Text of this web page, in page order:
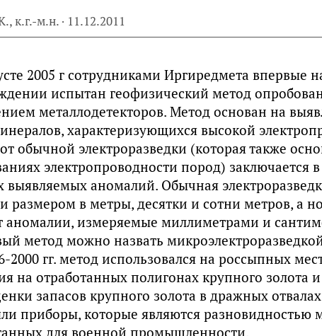
к.г.-м.н. · 11.12.2011
2005 г сотрудниками Иргиредмета впервые
испытан геофизический метод
металлодетекторов. Метод основан на
характеризующихся высокой
обычной электроразведки (которая также
электропроводности пород) заключается
выявляемых аномалий. Обычная
размером в метры, десятки и сотни метров, а
аномалии, измеряемые миллиметрами и
метод можно назвать
2000 гг. метод использовался на россыпных
на отработанных полигонах крупного золота
запасов крупного золота в дражных
приборы, которые являются разновидностью
для военной промышленности.